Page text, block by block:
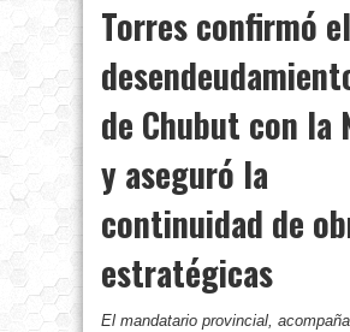
Torres confirmó el
de Chubut con la
y aseguró la
continuidad de
estratégicas
El mandatario provincial,